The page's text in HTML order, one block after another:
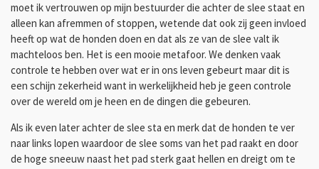
moet ik vertrouwen op mijn bestuurder die achter de slee staat en
alleen kan afremmen of stoppen, wetende dat ook zij geen invloed
heeft op wat de honden doen en dat als ze van de slee valt ik
machteloos ben. Het is een mooie metafoor. We denken vaak
controle te hebben over wat er in ons leven gebeurt maar dit is
een schijn zekerheid want in werkelijkheid heb je geen controle
over de wereld om je heen en de dingen die gebeuren.
Als ik even later achter de slee sta en merk dat de honden te ver
naar links lopen waardoor de slee soms van het pad raakt en door
de hoge sneeuw naast het pad sterk gaat hellen en dreigt om te